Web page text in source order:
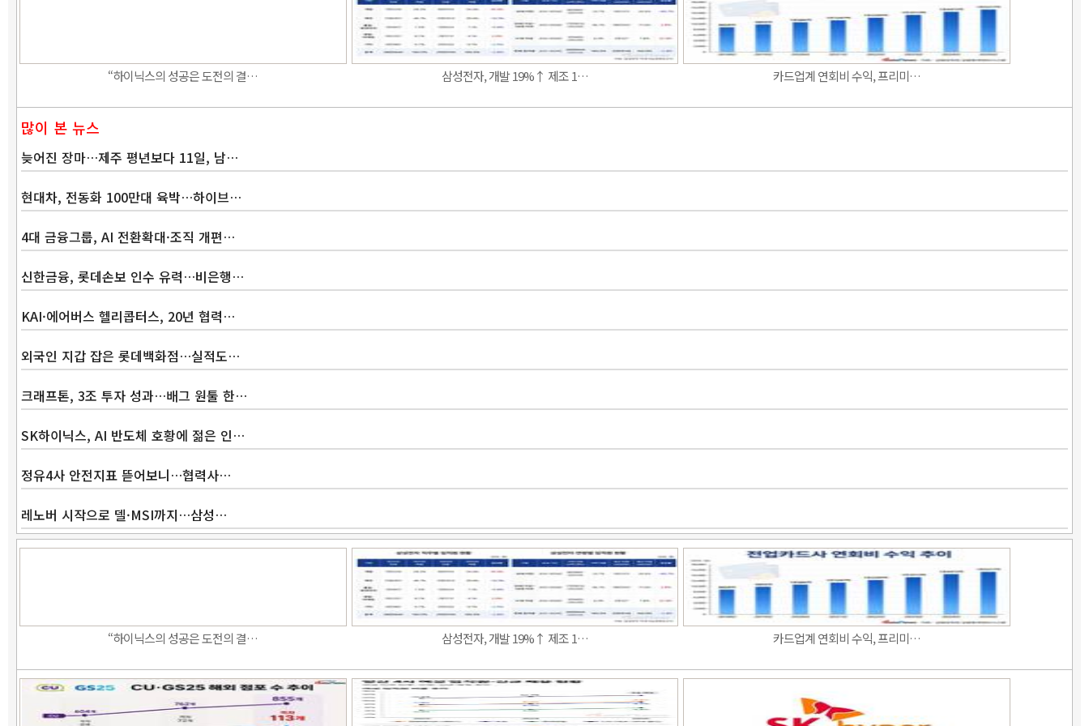
“하이닉스의 성공은 도전의 결… 삼성전자, 개발 19%↑ 제조 1… 카드업계 연회비 수익, 프리미…
많이 본 뉴스
늦어진 장마…제주 평년보다 11일, 남…
현대차, 전동화 100만대 육박…하이브…
4대 금융그룹, AI 전환확대·조직 개편…
신한금융, 롯데손보 인수 유력…비은행…
KAI·에어버스 헬리콥터스, 20년 협력…
외국인 지갑 잡은 롯데백화점…실적도…
크래프톤, 3조 투자 성과…배그 원툴 한…
SK하이닉스, AI 반도체 호황에 젊은 인…
정유4사 안전지표 뜯어보니…협력사…
레노버 시작으로 델·MSI까지…삼성…
“하이닉스의 성공은 도전의 결… 삼성전자, 개발 19%↑ 제조 1… 카드업계 연회비 수익, 프리미…